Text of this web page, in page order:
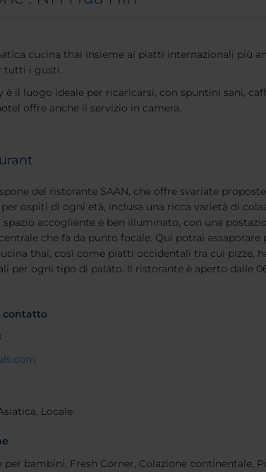
cucina thai insieme ai piatti internazionali più
tutti i gusti.
è il luogo ideale per ricaricarsi, con spuntini sani,
offre anche il servizio in camera.
del ristorante SAAN, che offre svariate proposte
ospiti di ogni età, inclusa una ricca varietà di
accogliente e ben illuminato, con una
che fa da punto focale. Qui potrai assaporare
thai, così come piatti occidentali tra cui pizze,
per ogni tipo di palato. Il ristorante è aperto dalle
contatto
Locale
per bambini, Fresh Corner, Colazione continentale,